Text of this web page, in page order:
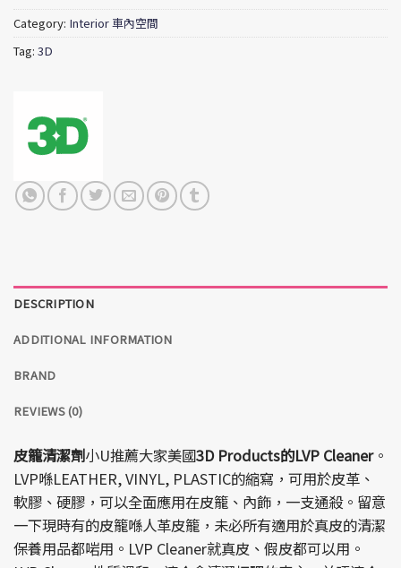
Category: Interior 車內空間
Tag: 3D
DESCRIPTION
ADDITIONAL INFORMATION
BRAND
REVIEWS (0)
皮籠清潔劑小U推薦大家美國3D Products的LVP Cleaner。
LVP喺LEATHER, VINYL, PLASTIC的縮寫，可用於皮革、
軟膠、硬膠，可以全面應用在皮籠、內飾，一支通殺。留意
一下現時有的皮籠喺人革皮籠，未必所有適用於真皮的清潔
保養用品都啱用。LVP Cleaner就真皮、假皮都可以用。